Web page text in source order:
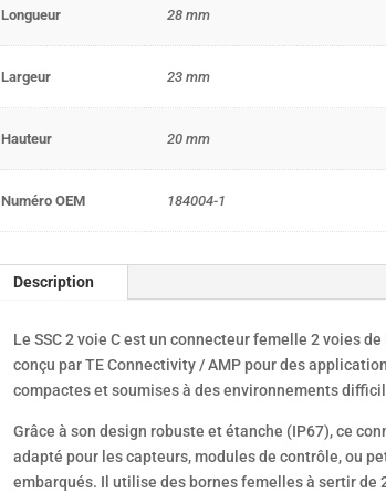
Longueur 28 mm
Largeur 23 mm
Hauteur 20 mm
Numéro OEM 184004-1
Description
Le SSC 2 voie C est un connecteur femelle 2 voies de
conçu par TE Connectivity / AMP pour des
compactes et soumises à des environnements
Grâce à son design robuste et étanche (IP67), ce
adapté pour les capteurs, modules de contrôle, ou
embarqués. Il utilise des bornes femelles à sertir de